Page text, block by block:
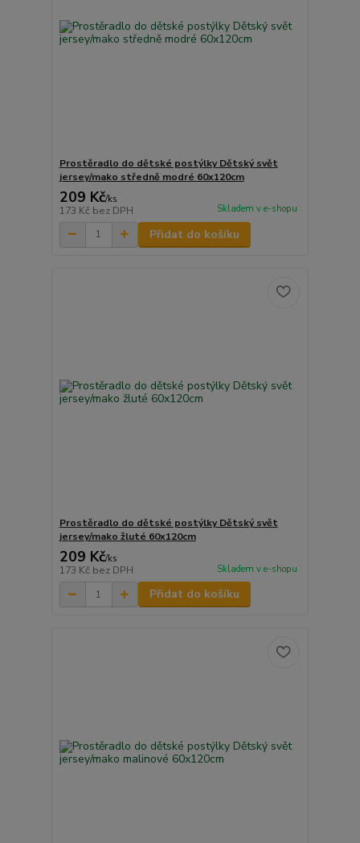
Prostěradlo do dětské postýlky Dětský svět
jersey/mako středně modré 60x120cm
209 Kč/ks
173 Kč bez DPH Skladem v e-shopu
Přidat do košíku
Prostěradlo do dětské postýlky Dětský svět
jersey/mako žluté 60x120cm
209 Kč/ks
173 Kč bez DPH Skladem v e-shopu
Přidat do košíku